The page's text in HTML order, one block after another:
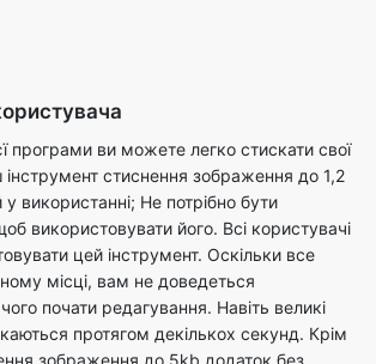
програми ви можете легко стискати свої
стиснення зображення до 1,2
використанні; Не потрібно бути
цей інструмент. Оскільки все
місці, вам не доведеться
почати редагування. Навіть великі
протягом декількох секунд. Крім
зображення до 5kb додаток без
користувачеві більш чудовий